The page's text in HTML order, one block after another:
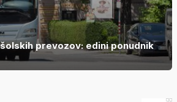
prevozov: edini ponudnik